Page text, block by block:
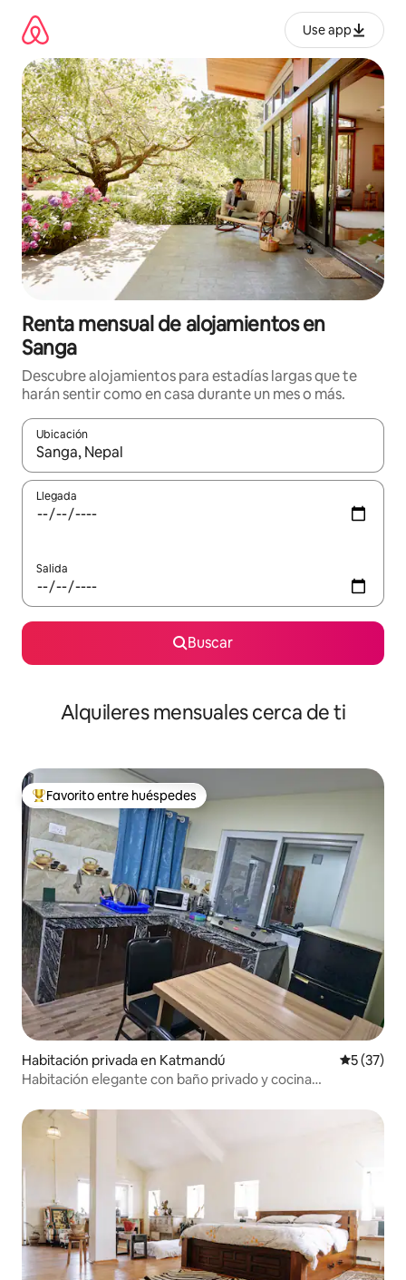
contenido
Use app
Renta mensual de alojamientos en
Sanga
Descubre alojamientos para estadías largas que te
harán sentir como en casa durante un mes o más.
Ubicación
Cuando los resultados estén disponibles, navega con las
Llegada
Salida
Buscar
Alquileres mensuales cerca de ti
Favorito entre huéspedes preferido
Favorito entre huéspedes
Habitación privada en Katmandú
5 (37)
Habitación elegante con baño privado y cocina